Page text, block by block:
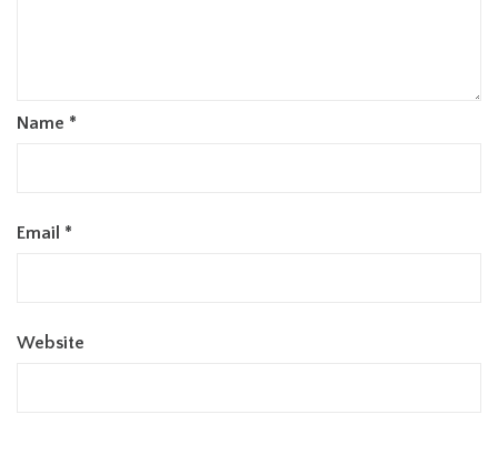
Name *
Email *
Website